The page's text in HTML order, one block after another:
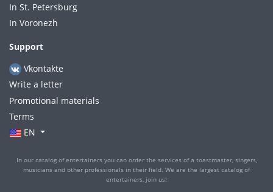
In St. Petersburg
In Voronezh
Support
Vkontakte
Write a letter
Promotional materials
Terms
EN
In our catalog of entertainers you can order the services of a toastmaster, singers,
musicians and other professionals in their field. We are the largest catalog of
entertainers, join us!